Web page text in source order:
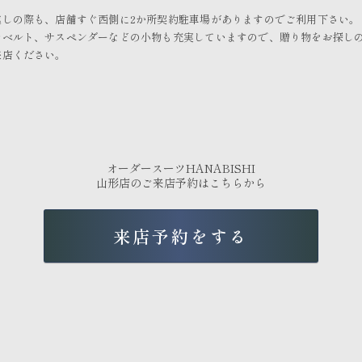
の際も、店舗すぐ西側に2か所契約駐車場がありますのでご利用下さい。
ルト、サスペンダーなどの小物も充実していますので、贈り物をお探し
ください。
オーダースーツHANABISHI
山形店のご来店予約はこちらから
来店予約をする